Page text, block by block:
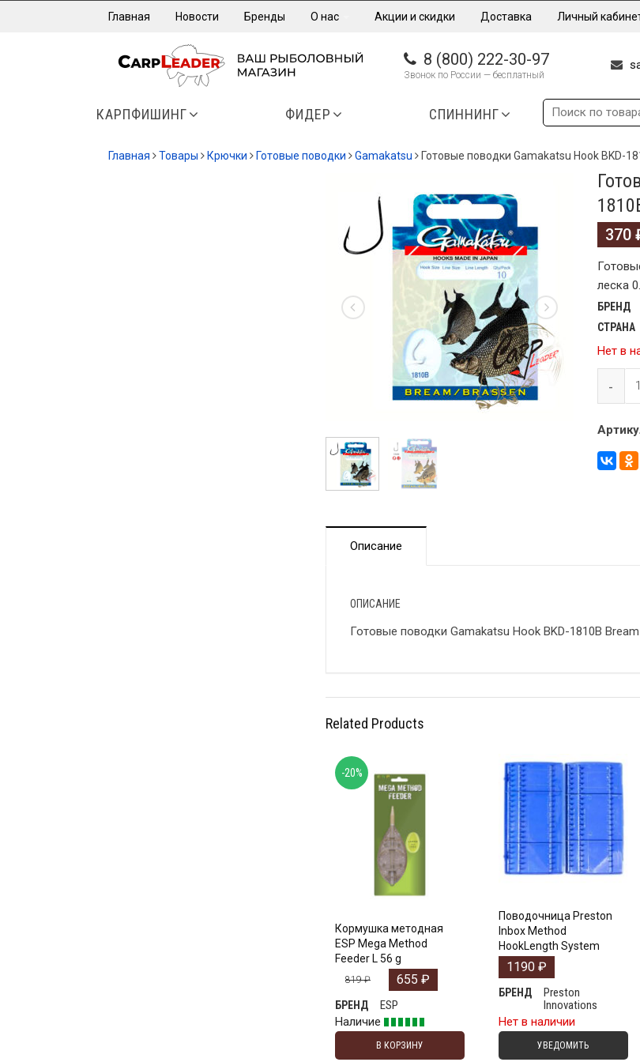
Главная Новости Бренды О нас Акции и скидки Доставка Личный
8 (800) 222-30-97
Звонок по России — бесплатный
КАРПФИШИНГ ФИДЕР СПИННИНГ
Главная Товары Крючки Готовые поводки Gamakatsu Готовые поводки Gamakatsu Hook BKD-
370
леска
БРЕНД
СТРАНА
Нет в
Описание
ОПИСАНИЕ
Готовые поводки Gamakatsu Hook BKD-1810B
Related Products
Кормушка методная
ESP Mega Method
Feeder L 56 g
819₽ 655 ₽
БРЕНД
ESP
Наличие
В КОРЗИНУ
-20%
Поводочница Preston
Inbox Method
HookLength System
1190 ₽
БРЕНД
Preston
Innovations
Нет в наличии
УВЕДОМИТЬ